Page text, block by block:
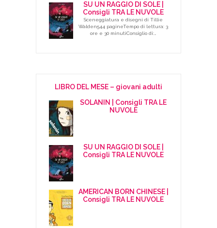
SU UN RAGGIO DI SOLE |
Consigli TRA LE NUVOLE
Sceneggiatura e disegni di Tillie
Walden544 pagineTempo di lettura: 3
ore e 30 minutiConsiglio di:…
LIBRO DEL MESE – giovani adulti
SOLANIN | Consigli TRA LE
NUVOLE
SU UN RAGGIO DI SOLE |
Consigli TRA LE NUVOLE
AMERICAN BORN CHINESE |
Consigli TRA LE NUVOLE